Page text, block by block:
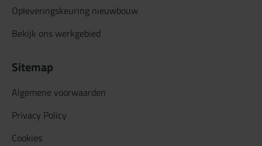
Opleveringskeuring nieuwbouw
Bekijk ons werkgebied
Sitemap
Algemene voorwaarden
Privacy Policy
Cookies